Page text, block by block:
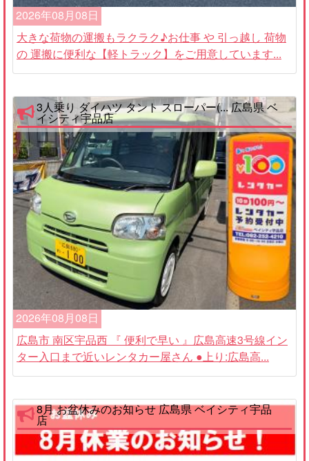
2026年08月08日
大きな荷物の運搬もラクラク♪お仕事 や 引っ越し 荷物
の 運搬に便利な【軽トラック】をご用意しています...
3人乗り ダイハツ タント スローパー(... 広島県 ベ
イシティ宇品店
2026年08月08日
広島市 南区宇品西 『 便利で早い 』広島高速3号線イン
ター入口まで近いレンタカー屋さん ●上り:広島高...
8月 お盆休みのお知らせ 広島県 ベイシティ宇品
店